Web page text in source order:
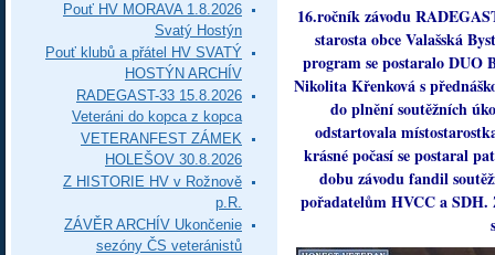
16.ročník závodu
starosta obce Valašská
program se postaralo DUO
Nikolita Křenková s
do plnění soutěžních
odstartovala
krásné počasí se postaral
dobu závodu fandil
pořadatelům HVCC a
Pouť HV MORAVA 1.8.2026
Svatý Hostýn
Pouť klubů a přátel HV SVATÝ
HOSTÝN ARCHÍV
RADEGAST-33 15.8.2026
Veteráni do kopca z kopca
VETERANFEST ZÁMEK
HOLEŠOV 30.8.2026
Z HISTORIE HV v Rožnově
p.R.
ZÁVĚR ARCHÍV Ukončenie
sezóny ČS veteránistů